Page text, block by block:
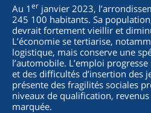
Au 1er janvier 2023,
245 100 habitants. Sa
devrait fortement vieillir et
L’économie se tertiarise,
logistique, mais conserve une
l’automobile. L’emploi
et des difficultés d’insertion des
présente des fragilités sociales
niveaux de qualification,
marquée.